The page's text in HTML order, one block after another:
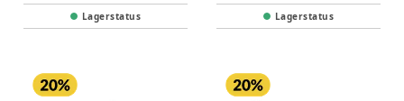
Lagerstatus Lagerstatus